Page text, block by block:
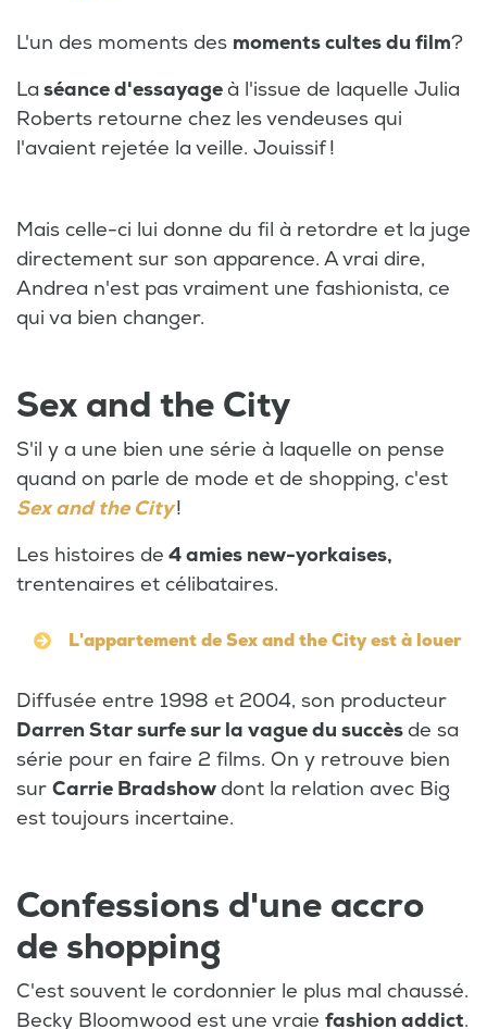
L'un des moments des moments cultes du film?
La séance d'essayageà l'issue de laquelle Julia
Roberts retourne chez les vendeuses qui
l'avaient rejetée la veille. Jouissif !
Mais celle-ci lui donne du fil à retordre et la juge
directement sur son apparence. A vrai dire,
Andrea n'est pas vraiment une fashionista, ce
qui va bien changer.
Sex and the City
S'il y a une bien une série à laquelle on pense
quand on parle de mode et de shopping, c'est
Sex and the City!
Les histoires de 4 amies new-yorkaises,
trentenaires et célibataires.
L'appartement de Sex and the City est à louer
Diffusée entre 1998 et 2004, son producteur
Darren Star surfe sur la vague du succèsde sa
série pour en faire 2 films. On y retrouve bien
sur Carrie Bradshowdont la relation avec Big
est toujours incertaine.
Confessions d'une accro
de shopping
C'est souvent le cordonnier le plus mal chaussé.
Becky Bloomwood est une vraie fashion addict.